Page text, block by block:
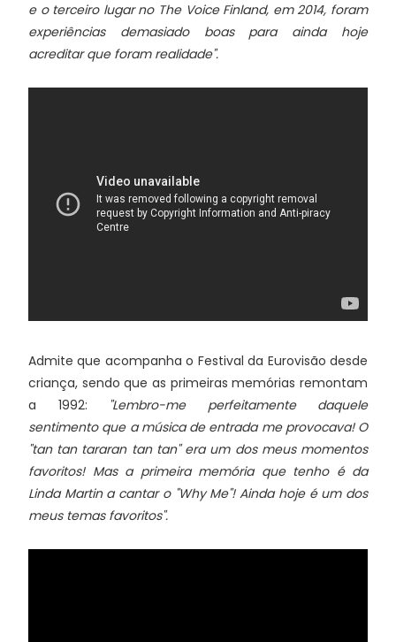
e o terceiro lugar no The Voice Finland, em 2014, foram
experiências demasiado boas para ainda hoje
acreditar que foram realidade".
Admite que acompanha o Festival da Eurovisão desde
criança, sendo que as primeiras memórias remontam
a 1992: "Lembro-me perfeitamente daquele
sentimento que a música de entrada me provocava! O
"tan tan tararan tan tan" era um dos meus momentos
favoritos! Mas a primeira memória que tenho é da
Linda Martin a cantar o "Why Me"! Ainda hoje é um dos
meus temas favoritos".